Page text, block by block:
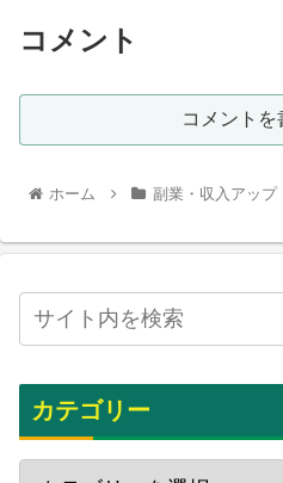
コメント
コメントを
ホーム 副業・収入アップ
カテゴリー